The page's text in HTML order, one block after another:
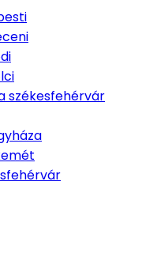
székesfehérvár